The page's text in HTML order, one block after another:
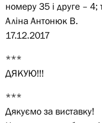
номеру 35 і друге – 4;
Аліна Антонюк В.
17.12.2017
***
ДЯКУЮ!!!
***
Дякуємо за виставку!